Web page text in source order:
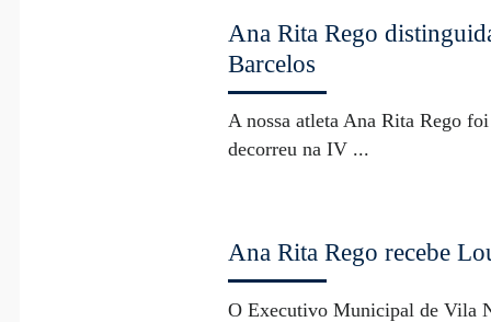
Ana Rita Rego
Barcelos
A nossa atleta Ana Rita Rego
decorreu na IV ...
Ana Rita Rego recebe
O Executivo Municipal de Vila